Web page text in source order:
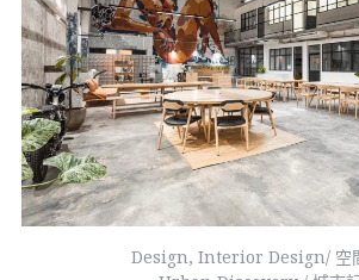
Design, Interior Design/ 空